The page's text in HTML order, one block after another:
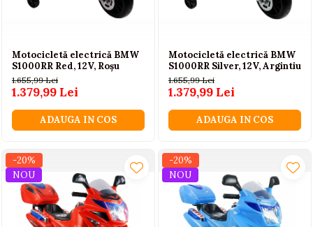
Motocicletă electrică BMW
S1000RR Red, 12V, Roșu
1.655,99 Lei
1.379,99 Lei
ADAUGA IN COS
Motocicletă electrică BMW
S1000RR Silver, 12V, Argintiu
1.655,99 Lei
1.379,99 Lei
ADAUGA IN COS
-20%
NOU
-20%
NOU